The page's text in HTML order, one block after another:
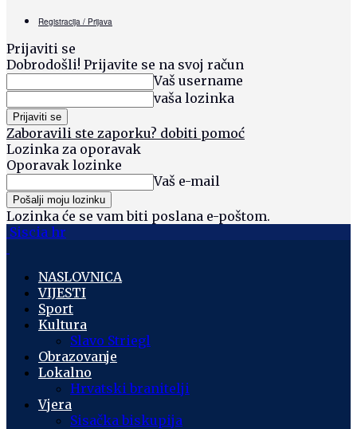
Registracija / Prijava
Prijaviti se
Dobrodošli! Prijavite se na svoj račun
Vaš username
vaša lozinka
Zaboravili ste zaporku? dobiti pomoć
Lozinka za oporavak
Oporavak lozinke
Vaš e-mail
Lozinka će se vam biti poslana e-poštom.
Siscia hr
NASLOVNICA
VIJESTI
Sport
Kultura
Slavo Striegl
Obrazovanje
Lokalno
Hrvatski branitelji
Vjera
Sisačka biskupija